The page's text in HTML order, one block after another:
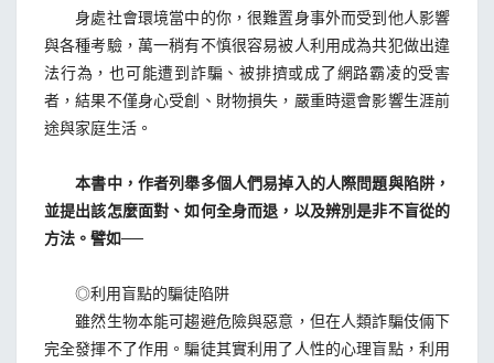
身處社會環境當中的你，很難置身事外而受到他人影響
與各種考驗，萬一稍有不慎很容易被人利用成為共犯做出違
法行為，也可能遭到詐騙、被排擠或成了網路霸凌的受害
者，結果不僅身心受創、財物損失，嚴重時還會影響生涯前
途與家庭生活。
本書中，作者列舉多個人們易掉入的人際問題與陷阱，
並提出該怎麼面對、如何全身而退，以及辨別是非不盲從的
方法。譬如──
◎利用盲點的騙徒陷阱
雖然生物本能可趨避危險與惡意，但在人類詐騙伎倆下
完全發揮不了作用。騙徒其實利用了人性的心理盲點，利用